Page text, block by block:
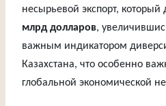
несырьевой экспорт, который
млрд долларов,
важным индикатором
Казахстана, что особенно
глобальной экономической